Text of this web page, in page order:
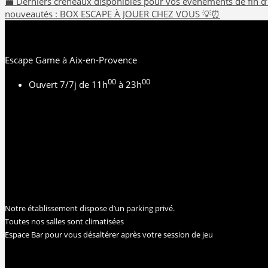
Navigation
de
l’article
nouveautés : BOX ESCAPE À JOUER CHEZ VOUS 💡⏰
Escape Game à Aix-en-Provence
Ouvert 7/7j de 11h00 à 23h00
Notre établissement dispose d’un parking privé.
Toutes nos salles sont climatisées
Espace Bar pour vous désaltérer après votre session de jeu